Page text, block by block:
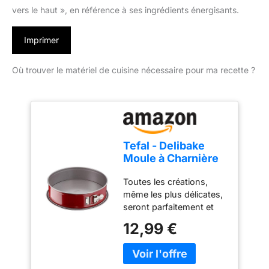
vers le haut », en référence à ses ingrédients énergisants.
Imprimer
Où trouver le matériel de cuisine nécessaire pour ma recette ?
Tefal - Delibake
Moule à Charnière
- Rouge
Toutes les créations,
même les plus délicates,
seront parfaitement et
grce à la ceinture
amovible du moule Le
fond plus large avec
12,99 €